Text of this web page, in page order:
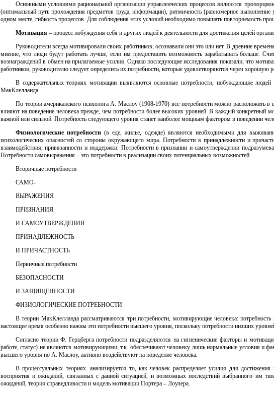
Основными условиями рациональной организации управленческих процессов являются
(оптимальный путь прохождения предметов труда, информации), ритмичность (равномерное
одном месте, гибкость процессов. Для соблюдения этих условий необходимо повышать повторяемость
Мотивация – процесс побуждения себя и других людей к деятельности для достижения целей
Руководители всегда мотивировали своих работников, осознавали они это или нет. В древние
мнение, что люди будут работать лучше, если им предоставить возможность зарабатывать больше.
вознаграждений в обмен на прилагаемые усилия. Однако последующие исследования показали, что
работников, руководителю следует определить их потребности, которые удовлетворяются через хорошую
В содержательных теориях мотивации выявляются основные потребности, побуждающие
МакКлелланда.
По теории американского психолога А. Маслоу (1908-1970) все потребности можно расположить
влияют на поведение человека прежде, чем потребности более высоких уровней. В каждый конкретный
важной или сильной. Потребность следующего уровня станет наиболее мощным фактором в поведении
Физиологические потребности (в еде, жилье, одежде) являются необходимыми для
психологических опасностей со стороны окружающего мира. Потребности в принадлежности и
взаимодействия, привязанности и поддержки. Потребности в признании и самоутверждении
Потребности самовыражения – это потребности в реализации своих потенциальных возможностей.
Вторичные потребности
САМО-
ВЫРАЖЕНИЯ
ПРИЗНАНИЯ
И САМОУТВЕРЖДЕНИЯ
ПРИНАДЛЕЖНОСТЬ
И ПРИЧАСТНОСТЬ
Первичные потребности
БЕЗОПАСНОСТИ
И ЗАЩИЩЕННОСТИ
ФИЗИОЛОГИЧЕСКИЕ ПОТРЕБНОСТИ
В теории МакКлелланда рассматриваются три потребности, мотивирующие человека:
настоящее время особенно важны эти потребности высшего уровня, поскольку потребности низших
Согласно теории Ф. Герцберга потребности подразделяются на гигиенические факторы и
работе, статус) не являются мотивирующими, т.к. обеспечивают человеку лишь нормальные условия и
высшего уровня по А. Маслоу, активно воздействуют на поведение человека.
В процессуальных теориях. анализируется то, как человек распределяет усилия для
восприятия и ожиданий, связанных с данной ситуацией, и возможных последствий выбранного им
ожиданий, теория справедливости и модель мотивации Портера – Лоулера.